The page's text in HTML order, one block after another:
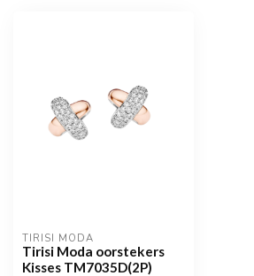
TIRISI MODA
Tirisi Moda oorstekers
Kisses TM7035D(2P)